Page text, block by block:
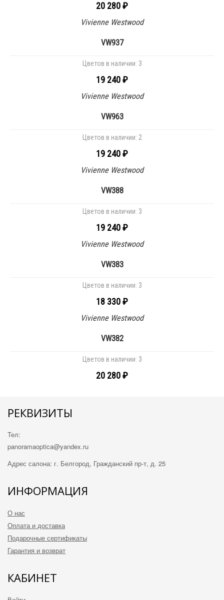
20 280 ₽
Vivienne Westwood
VW937
Цветов в наличии: 3
19 240 ₽
Vivienne Westwood
VW963
Цветов в наличии: 2
19 240 ₽
Vivienne Westwood
VW388
Цветов в наличии: 3
19 240 ₽
Vivienne Westwood
VW383
Цветов в наличии: 3
18 330 ₽
Vivienne Westwood
VW382
Цветов в наличии: 3
20 280 ₽
РЕКВИЗИТЫ
Тел:
panoramaoptica@yandex.ru
Адрес салона: г. Белгород, Гражданский пр-т, д. 25
ИНФОРМАЦИЯ
О нас
Оплата и доставка
Подарочные сертификаты
Гарантия и возврат
КАБИНЕТ